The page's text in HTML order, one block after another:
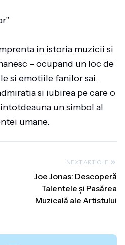
in istoria muzicii si
– ocupand un loc de
si emotiile fanilor sai.
si iubirea pe care o
un simbol al
umane.
NEXT ARTICLE
Joe Jonas: Descoperă
Talentele și Pasărea
Muzicală ale Artistului